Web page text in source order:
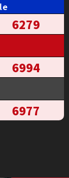
6279
6994
6977